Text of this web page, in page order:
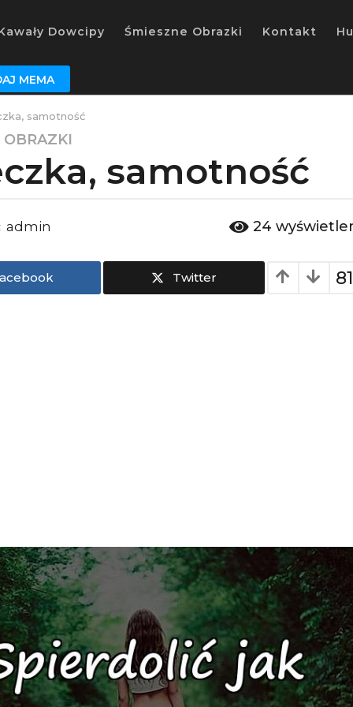
Dowcipy Śmieszne Obrazki Kontakt
MEMA
samotność
OBRAZKI
samotność
admin 24
Twitter